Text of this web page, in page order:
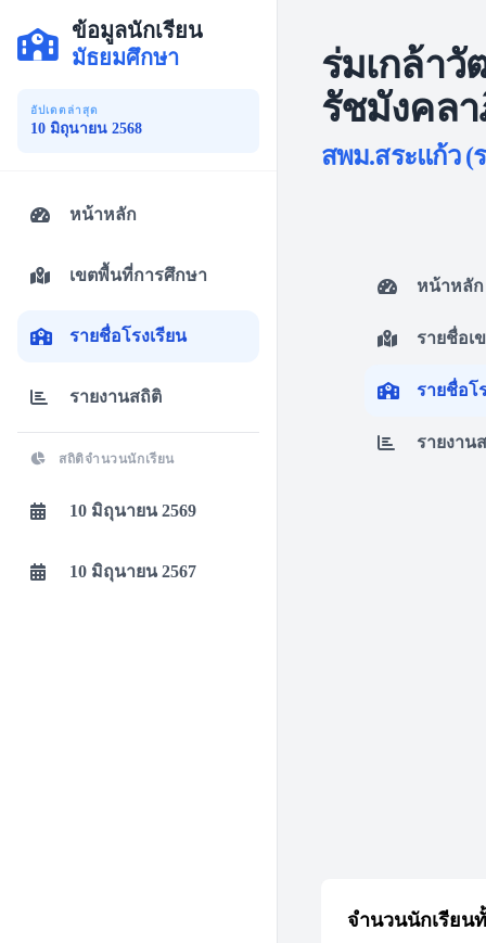
ร่มเกล้า
รัชมังคลา
สพม.สระแก้ว (ร
หน้าหลัก
รายชื่อเ
รายชื่อโ
รายงาน
จำนวนนักเรียน
ข้อมูลนักเรียน
มัธยมศึกษา
อัปเดตล่าสุด
10 มิถุนายน 2568
หน้าหลัก
เขตพื้นที่การศึกษา
รายชื่อโรงเรียน
รายงานสถิติ
สถิติจำนวนนักเรียน
10 มิถุนายน 2569
10 มิถุนายน 2567